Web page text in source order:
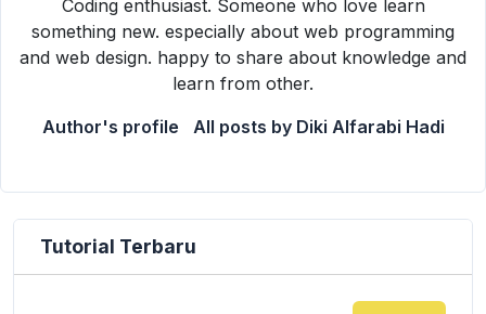
Coding enthusiast. Someone who love learn
something new. especially about web programming
and web design. happy to share about knowledge and
learn from other.
Author's profile
All posts by Diki Alfarabi Hadi
Tutorial Terbaru